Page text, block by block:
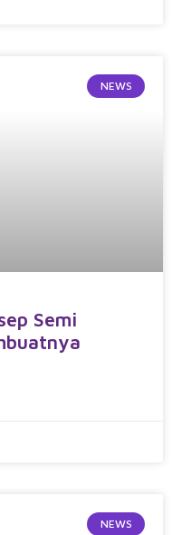
NEWS
Semi
NEWS